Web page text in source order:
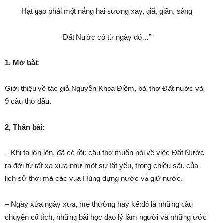
Hạt gạo phải một nắng hai sương xay, giã, giần, sàng
Đất Nước có từ ngày đó…”
1, Mở bài:
Giới thiệu về tác giả Nguyễn Khoa Điềm, bài thơ Đất nước và
9 câu thơ đầu.
2, Thân bài:
– Khi ta lớn lên, đã có rồi: câu thơ muốn nói về việc Đất Nước
ra đời từ rất xa xưa như một sự tất yếu, trong chiều sâu của
lịch sử thời mà các vua Hùng dựng nước và giữ nước.
– Ngày xửa ngày xưa, mẹ thường hay kể:đó là những câu
chuyện cổ tích, những bài học đạo lý làm người và những ước